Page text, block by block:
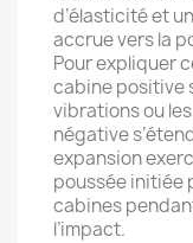
d’élasticité et
accrue vers la
Pour expliquer
cabine positive
vibrations ou
négative
expansion
poussée initiée
cabines
l’impact.